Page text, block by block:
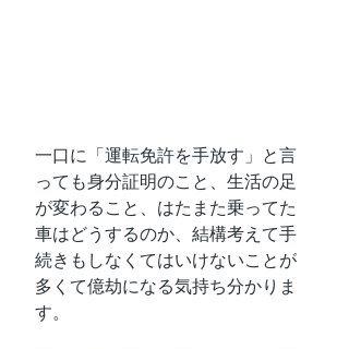
一口に「運転免許を手放す」と言
っても身分証明のこと、生活の足
が変わること、はたまた乗ってた
車はどうするのか、結構考えて手
続きもしなくてはいけないことが
多くて億劫になる気持ち分かりま
す。